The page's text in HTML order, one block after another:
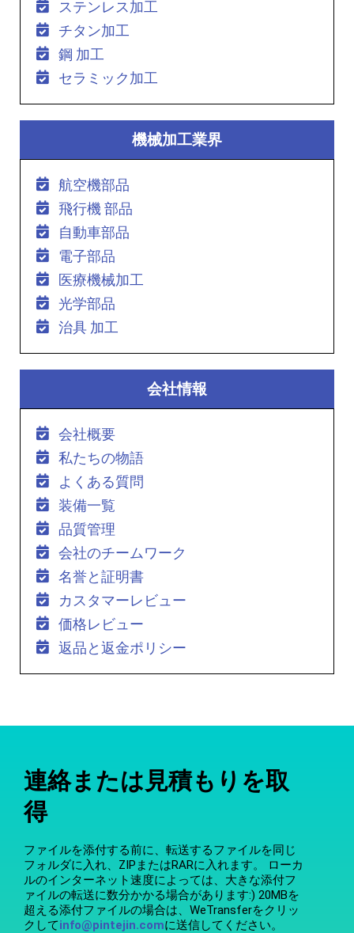
ステンレス加工
チタン加工
鋼 加工
セラミック加工
機械加工業界
航空機部品
飛行機 部品
自動車部品
電子部品
医療機械加工
光学部品
治具 加工
会社情報
会社概要
私たちの物語
よくある質問
装備一覧
品質管理
会社のチームワーク
名誉と証明書
カスタマーレビュー
価格レビュー
返品と返金ポリシー
連絡または見積もりを取
得
ファイルを添付する前に、転送するファイルを同じ
フォルダに入れ、ZIPまたはRARに入れます。 ローカ
ルのインターネット速度によっては、大きな添付フ
ァイルの転送に数分かかる場合があります:) 20MBを
超える添付ファイルの場合は、WeTransferをクリッ
クしてinfo@pintejin.comに送信してください。